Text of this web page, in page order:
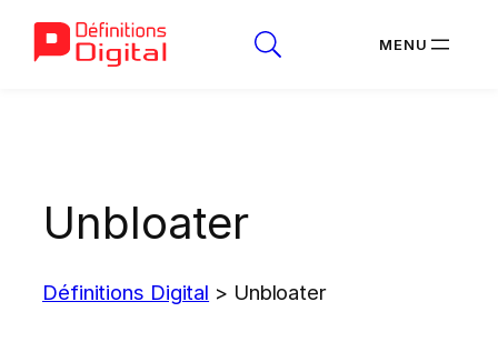
Unbloater
Définitions Digital > Unbloater